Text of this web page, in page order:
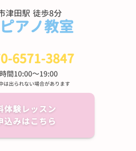
津田駅 徒歩8分
アノ教室
6571-3847
間10:00～19:00
は出られない場合があります
体験レッスン
込みはこちら